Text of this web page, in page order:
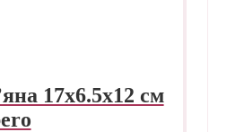
17х6.5х12 см